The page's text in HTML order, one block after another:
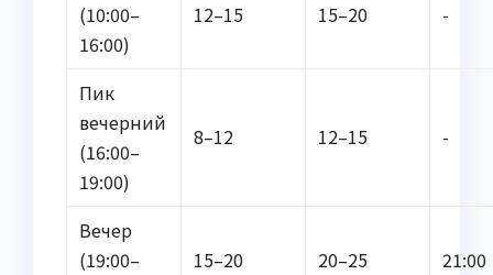
(10:00–
16:00)
12–15 15–20 -
Пик
вечерний
(16:00–
19:00)
8–12 12–15 -
Вечер
(19:00–
15–20 20–25 21:00